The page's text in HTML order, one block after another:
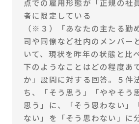
点での雇用形態が「正規の社
者に限定している
（※３）「あなたの主たる勤
司や同僚など社内のメンバー
いて、現状を昨年の状態と比
下のようなことはどの程度あ
か」設問に対する回答。５件
ち、「そう思う」「ややそう
思う」に、「そう思わない」
ない」を「そう思わない」に